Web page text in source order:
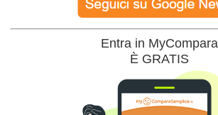
Entra in MyCompara
È GRATIS